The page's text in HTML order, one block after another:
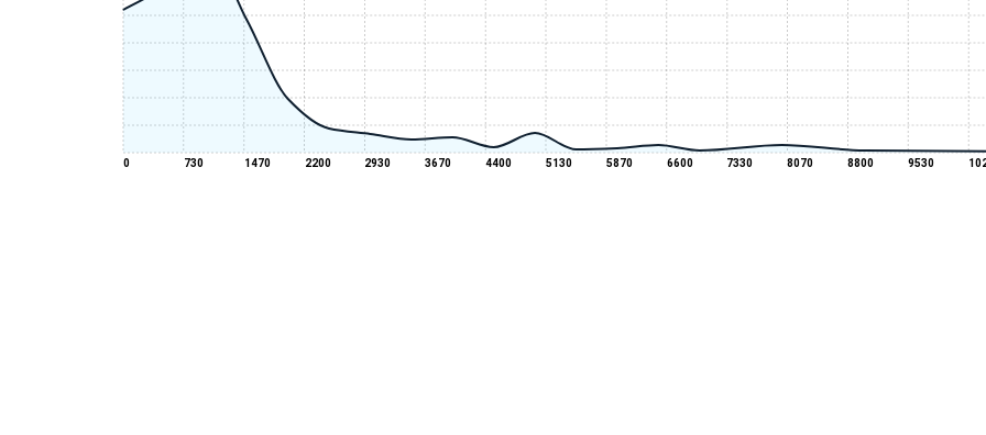
0 730 1470 2200 2930 3670 4400 5130 5870 6600 7330 8070 8800 9530